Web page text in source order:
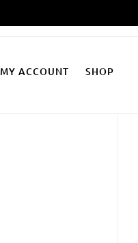
MY ACCOUNT SHOP